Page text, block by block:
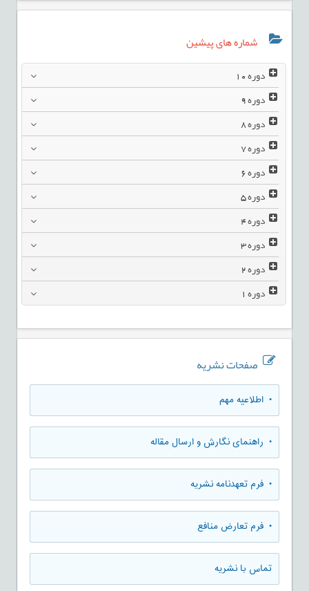
شماره های پیشین
دوره10
دوره9
دوره8
دوره7
دوره6
دوره5
دوره4
دوره3
دوره2
دوره1
صفحات نشریه
• اطلاعیه مهم
• راهنمای نگارش و ارسال مقاله
• فرم تعهدنامه نشریه
• فرم تعارض منافع
تماس با نشریه